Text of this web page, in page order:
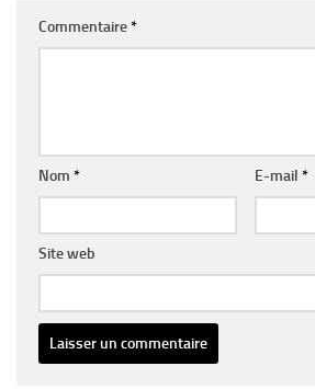
Commentaire*
Nom * E-mail *
Site web